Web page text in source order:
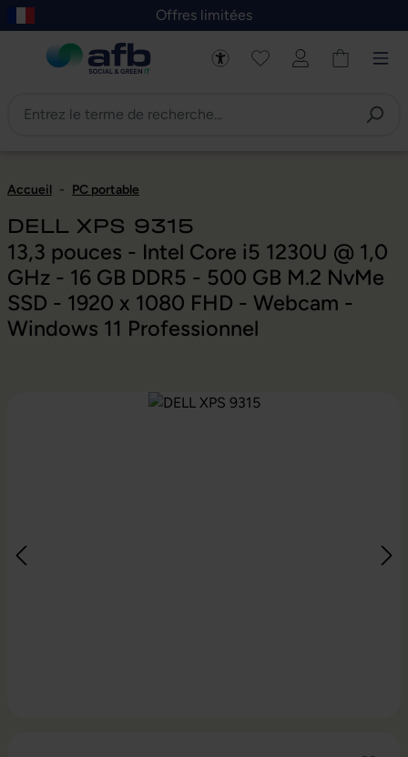
au contenu principal
Skip to B2B platform navigation
Offres limitées
Accueil - PC portable
DELL XPS 9315
13,3 pouces - Intel Core i5 1230U @ 1,0
GHz - 16 GB DDR5 - 500 GB M.2 NvMe
SSD - 1920 x 1080 FHD - Webcam -
Windows 11 Professionnel
Ignorer la galerie d'images